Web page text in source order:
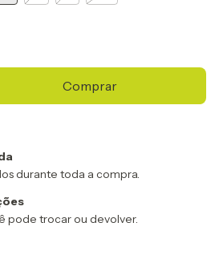
durante toda a compra.
pode trocar ou devolver.